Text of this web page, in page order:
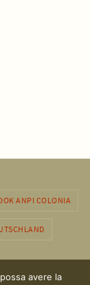
ANPI COLONIA
per:
avere la